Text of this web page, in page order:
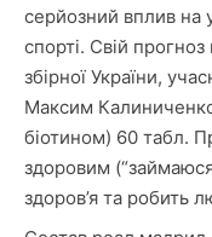
серйозний вплив на
спорті. Свій
збірної України,
Максим
біотином) 60 табл.
здоровим
здоров’я та робить